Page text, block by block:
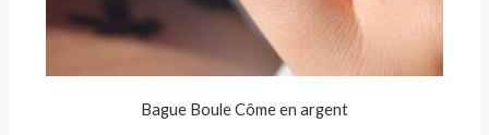
Bague Boule Côme en argent